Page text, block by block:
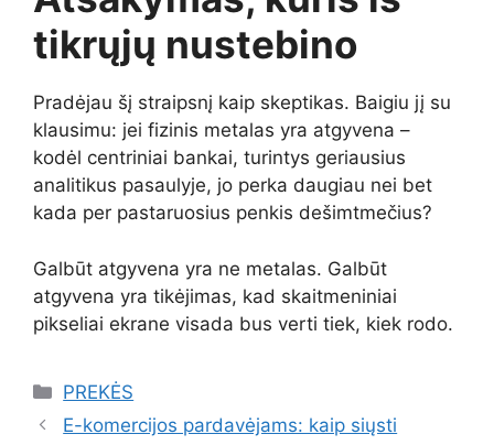
tikrųjų nustebino
Pradėjau šį straipsnį kaip skeptikas. Baigiu jį su
klausimu: jei fizinis metalas yra atgyvena –
kodėl centriniai bankai, turintys geriausius
analitikus pasaulyje, jo perka daugiau nei bet
kada per pastaruosius penkis dešimtmečius?
Galbūt atgyvena yra ne metalas. Galbūt
atgyvena yra tikėjimas, kad skaitmeniniai
pikseliai ekrane visada bus verti tiek, kiek rodo.
Kategorijos
PREKĖS
E-komercijos pardavėjams: kaip siųsti